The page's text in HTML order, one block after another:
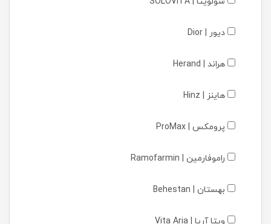
دیور | Dior
هراند | Herand
هاینز | Hinz
پرومکس | ProMax
راموفارمین | Ramofarmin
بهستان | Behestan
ویتا آریا | Vita Aria